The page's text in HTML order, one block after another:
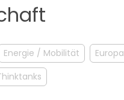
Energie / Mobilität Europa